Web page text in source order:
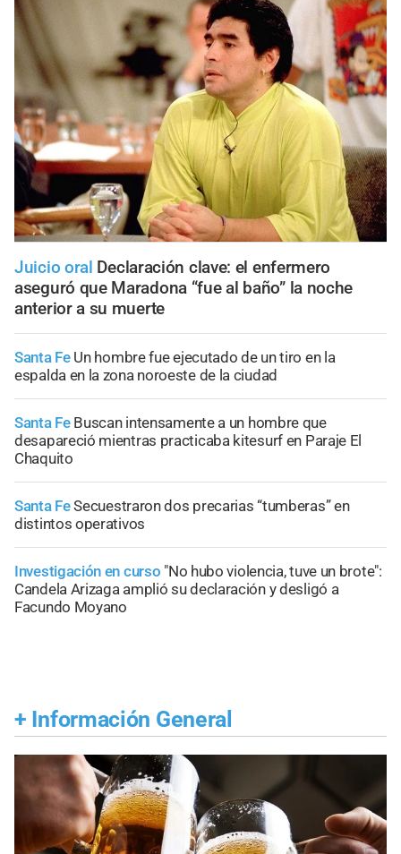
Juicio oral Declaración clave: el enfermero
aseguró que Maradona “fue al baño” la noche
anterior a su muerte
Santa Fe Un hombre fue ejecutado de un tiro en la
espalda en la zona noroeste de la ciudad
Santa Fe Buscan intensamente a un hombre que
desapareció mientras practicaba kitesurf en Paraje El
Chaquito
Santa FeSecuestraron dos precarias “tumberas” en
distintos operativos
Investigación en curso "No hubo violencia, tuve un brote":
Candela Arizaga amplió su declaración y desligó a
Facundo Moyano
+ Información General